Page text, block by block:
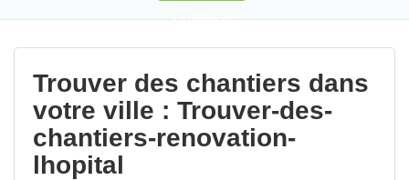
9,5(100%)74
votes
Trouver des chantiers dans
votre ville : Trouver-des-
chantiers-renovation-
lhopital